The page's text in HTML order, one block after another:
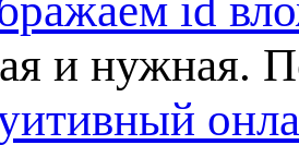
и нужная.